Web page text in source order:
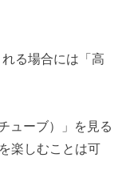
る場合には「高
ューブ）」を見る
楽しむことは可